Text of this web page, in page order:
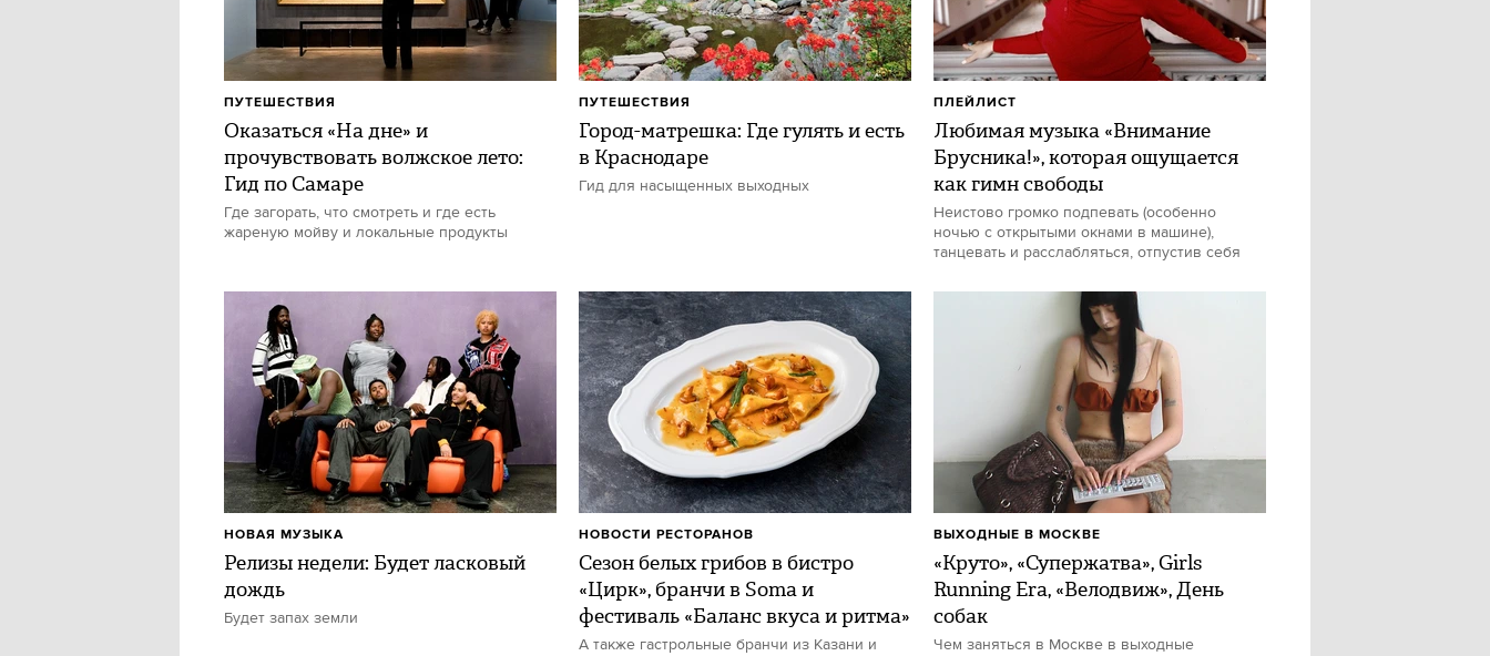
Оказаться «На дне» и
прочувствовать волжское лето:
Гид по Самаре
Где загорать, что смотреть и где есть
жареную мойву и локальные продукты
ПУТЕШЕСТВИЯ
Город-матрешка: Где гулять и есть
в Краснодаре
Гид для насыщенных выходных
ПУТЕШЕСТВИЯ
Любимая музыка «Внимание
Брусника!», которая ощущается
как гимн свободы
Неистово громко подпевать (особенно
ночью с открытыми окнами в машине),
танцевать и расслабляться, отпустив себя
ПЛЕЙЛИСТ
Релизы недели: Будет ласковый
дождь
Будет запах земли
НОВАЯ МУЗЫКА
Сезон белых грибов в бистро
«Цирк», бранчи в Soma и
фестиваль «Баланс вкуса и ритма»
А также гастрольные бранчи из Казани и
НОВОСТИ РЕСТОРАНОВ
«Круто», «Супержатва», Girls
Running Era, «Велодвиж», День
собак
Чем заняться в Москве в выходные
ВЫХОДНЫЕ В МОСКВЕ